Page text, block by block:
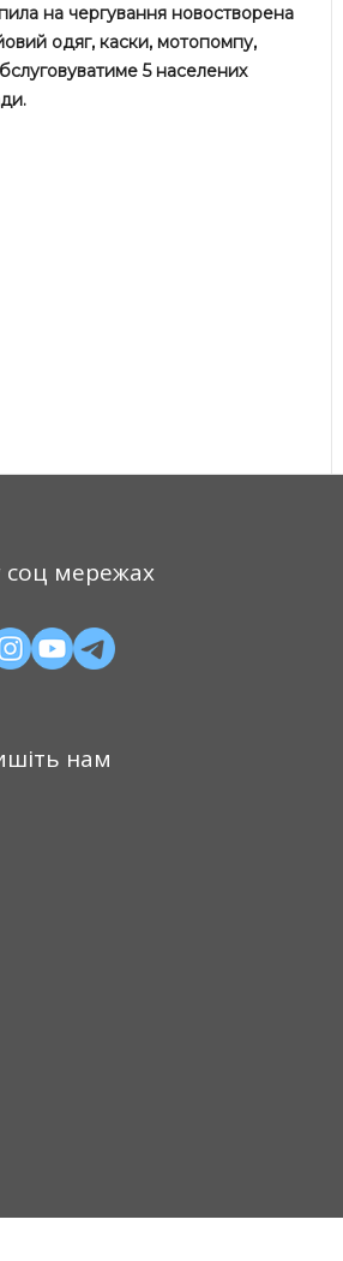
на чергування новостворена
одяг, каски, мотопомпу,
5 населених
мережах
нам